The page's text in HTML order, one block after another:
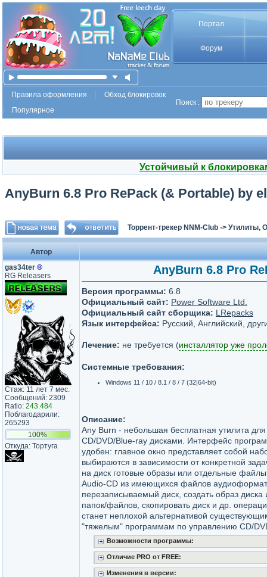
Портал
Форум
Правила оформления
Обход блокировок
Популярное
Поиск :
Устойчивый к
AnyBurn 6.8 Pro RePack (& Portable) by
Торрент-трекер NNM-Club -> Утилиты,
Автор
gas34ter ®
RG Releasers
Стаж: 11 лет 7 мес.
Сообщений: 2309
Ratio: 243.484
Поблагодарили:
265293
100%
Откуда: Тортуга
AnyBurn 6.8 Pro
Версия программы: 6.8
Официальный сайт: Power Software Ltd.
Официальный сайт сборщика: LRepacks
Язык интерфейса: Русский, Английский,
Лечение: не требуется (инсталлятор уже
Системные требования:
Windows 11 / 10 / 8.1 / 8 / 7 (32|64-bit)
Описание:
Any Burn - небольшая бесплатная утилита
CD/DVD/Blue-ray дисками. Интерфейс
удобен: главное окно представляет собой
выбираются в зависимости от конкретной
на диск готовые образы или отдельные файлы
Audio-CD из имеющихся файлов
перезаписываемый диск, создать образ диска
папок/файлов, скопировать диск и др.
станет неплохой альтернативой
"тяжелым" программам по управлению CD/
Возможности программы:
Отличие PRO от FREE:
Изменения в версии: